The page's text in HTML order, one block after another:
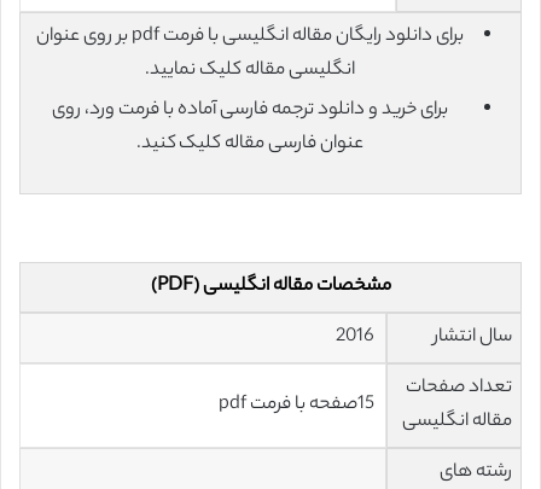
برای دانلود رایگان مقاله انگلیسی با فرمت pdf بر روی عنوان
انگلیسی مقاله کلیک نمایید.
برای خرید و دانلود ترجمه فارسی آماده با فرمت ورد، روی
عنوان فارسی مقاله کلیک کنید.
مشخصات مقاله انگلیسی (PDF)
سال انتشار
تعداد صفحات
مقاله انگلیسی
رشته های